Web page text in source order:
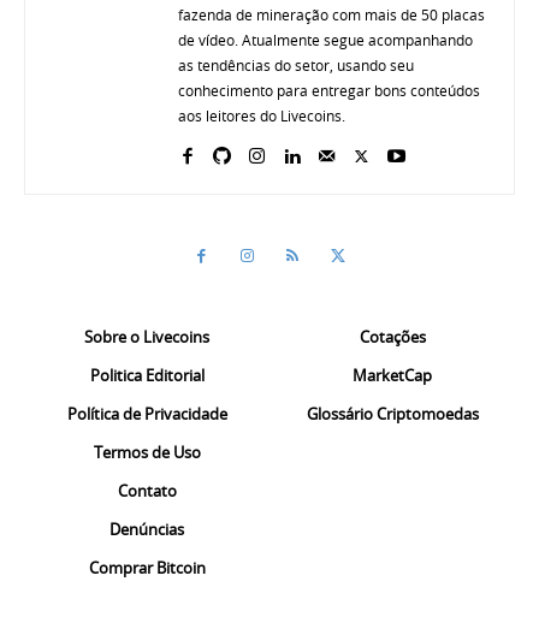
fazenda de mineração com mais de 50 placas
de vídeo. Atualmente segue acompanhando
as tendências do setor, usando seu
conhecimento para entregar bons conteúdos
aos leitores do Livecoins.
Sobre o Livecoins
Politica Editorial
Política de Privacidade
Termos de Uso
Contato
Denúncias
Comprar Bitcoin
Cotações
MarketCap
Glossário Criptomoedas